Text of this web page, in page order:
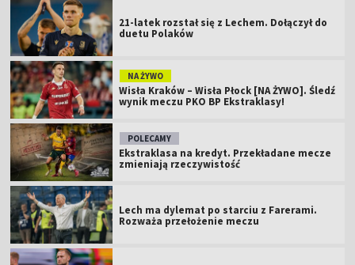
21-latek rozstał się z Lechem. Dołączył do
duetu Polaków
NA ŻYWO
Wisła Kraków – Wisła Płock [NA ŻYWO]. Śledź
wynik meczu PKO BP Ekstraklasy!
POLECAMY
Ekstraklasa na kredyt. Przekładane mecze
zmieniają rzeczywistość
Lech ma dylemat po starciu z Farerami.
Rozważa przełożenie meczu